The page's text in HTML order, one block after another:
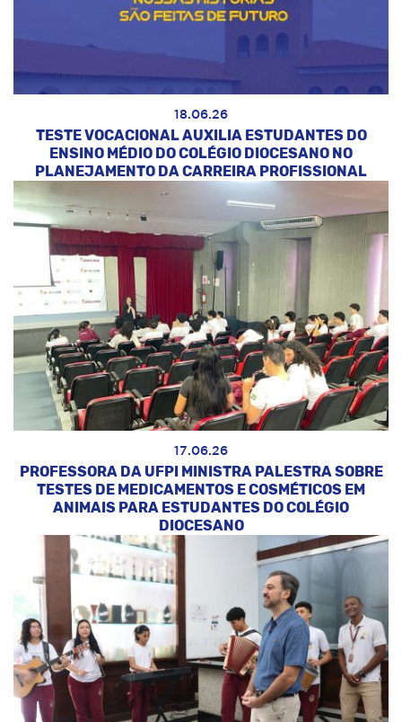
18.06.26
TESTE VOCACIONAL AUXILIA ESTUDANTES DO
ENSINO MÉDIO DO COLÉGIO DIOCESANO NO
PLANEJAMENTO DA CARREIRA PROFISSIONAL
17.06.26
PROFESSORA DA UFPI MINISTRA PALESTRA SOBRE
TESTES DE MEDICAMENTOS E COSMÉTICOS EM
ANIMAIS PARA ESTUDANTES DO COLÉGIO
DIOCESANO